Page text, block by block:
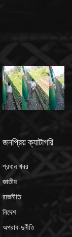
জনপ্রিয় ক্যাটাগরি
প্রধান খবর
জাতীয়
রাজনীতি
বিদেশ
অপরাধ-দুর্নীতি